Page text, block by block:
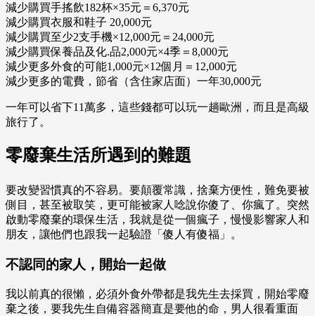
減少購買手搖飲182杯×35元＝6,370元
減少購買衣服和鞋子 20,000元
減少購買至少2支手機×12,000元＝24,000元
減少購買保養品及化.品2,000元×4季＝8,000元
減少更多外食的可能1,000元×12個月＝12,000元
減少更多的電費，節省（含住家店面）一年30,000元
一年可以省下11萬多，這些錢都可以玩一趟歐洲，而且是高級
旅行了。
零廢棄生活所遇到的難題
要改變習慣真的不容易。要顛覆常識，捨棄方便性，難免要被
側目，甚至被取笑，更可能被家人唸說你傻了、你瘋了。突然
啟動零廢棄的環保生活，我就是從一個瘋子，慢慢影響家人和
朋友，讓他們也跟我一起驗證「傻人有傻福」。
不認同的家人，開始一起做
我以前真的很懶，必須外食外帶都是我先生去採買，開始零廢
棄之後，要我先生自備容器簡直是要他的命，男人很看重面